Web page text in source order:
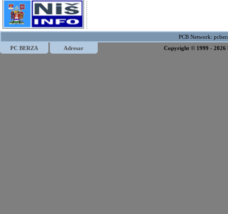
PCB Network:
PC BERZA
Adresar Copyright © 1999 -